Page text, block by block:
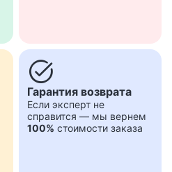
task_alt
Гарантия возврата
Если эксперт не
справится — мы вернем
100% стоимости заказа